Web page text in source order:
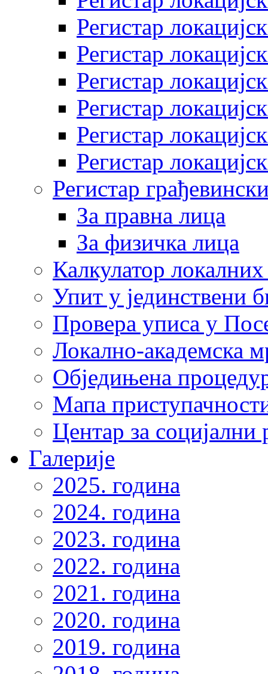
Регистар
Регистар
Регистар
Регистар
Регистар
Регистар
Регистар
За правна лица
За физичка лица
Калкулатор
Упит у јединствени
Провера уписа у
Локално-академска
Обједињена
Мапа
Центар за
Галерије
2025. година
2024. година
2023. година
2022. година
2021. година
2020. година
2019. година